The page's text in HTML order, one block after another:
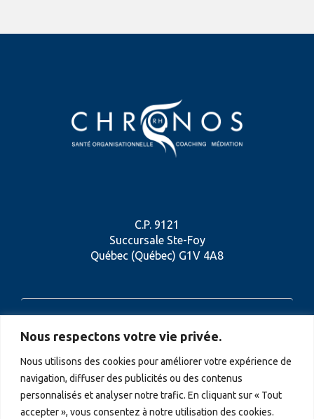
Nous respectons votre vie privée.
Nous utilisons des cookies pour améliorer votre expérience de
navigation, diffuser des publicités ou des contenus
personnalisés et analyser notre trafic. En cliquant sur « Tout
accepter », vous consentez à notre utilisation des cookies.
C.P. 9121
Succursale Ste-Foy
Québec (Québec) G1V 4A8
418 956-1026
CONTACTEZ-NOUS